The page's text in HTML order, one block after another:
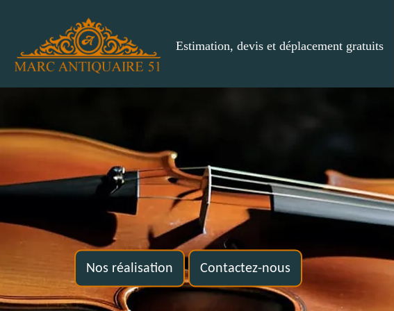
Estimation, devis et déplacement gratuits
Nos réalisation Contactez-nous